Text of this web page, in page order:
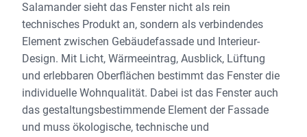
Salamander sieht das Fenster nicht als rein
technisches Produkt an, sondern als verbindendes
Element zwischen Gebäudefassade und Interieur-
Design. Mit Licht, Wärmeeintrag, Ausblick, Lüftung
und erlebbaren Oberflächen bestimmt das Fenster die
individuelle Wohnqualität. Dabei ist das Fenster auch
das gestaltungsbestimmende Element der Fassade
und muss ökologische, technische und